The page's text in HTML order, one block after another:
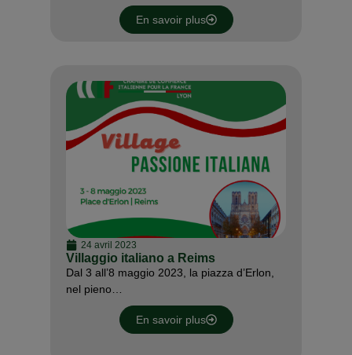
En savoir plus
24 avril 2023
Villaggio italiano a Reims
Dal 3 all’8 maggio 2023, la piazza d’Erlon,
nel pieno…
En savoir plus